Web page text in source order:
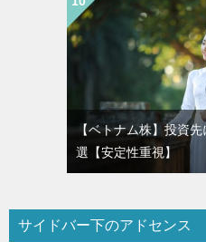
【ベトナム株】投資
選【安定性重視】
サイドバー下のアドセンス